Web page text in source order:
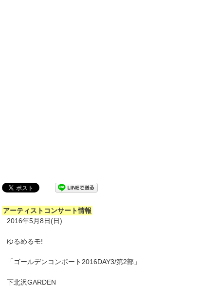
アーティストコンサート情報
2016年5月8日(日)
ゆるめるモ!
「ゴールデンコンポート2016DAY3/第2部」
下北沢GARDEN